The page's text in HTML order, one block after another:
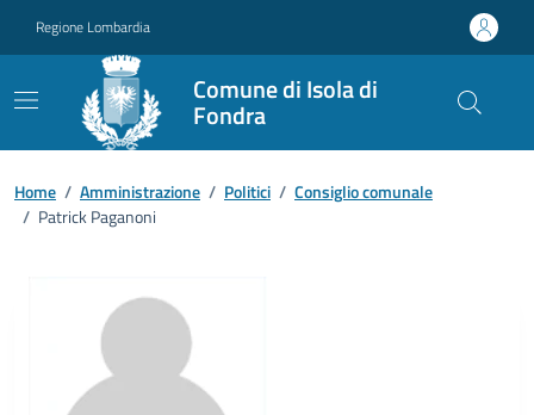
Regione Lombardia
Comune di Isola di
Fondra
Home / Amministrazione / Politici / Consiglio comunale
/ Patrick Paganoni